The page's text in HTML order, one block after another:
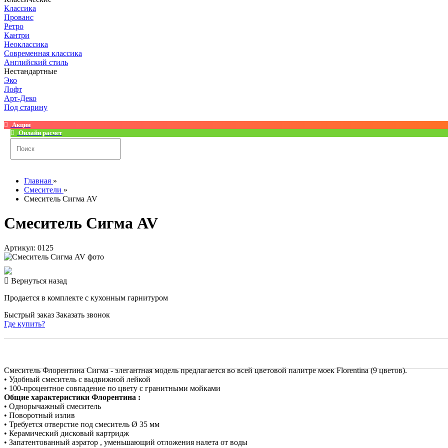
Классика
Прованс
Ретро
Кантри
Неоклассика
Современная классика
Английский стиль
Нестандартные
Эко
Лофт
Арт-Деко
Под старину
Акции
Онлайн расчет
Главная »
Смесители »
Смеситель Сигма AV
Смеситель Сигма AV
Артикул: 0125
Вернуться назад
Продается в комплекте с кухонным гарнитуром
Быстрый заказ Заказать звонок
Где купить?
Смеситель Флорентина Сигма - элегантная модель предлагается во всей цветовой палитре моек Florentina (9 цветов).
• Удобный смеситель с выдвижной лейкой
• 100-процентное совпадение по цвету с гранитными мойками
Общие характеристики Флорентина :
• Однорычажный смеситель
• Поворотный излив
• Требуется отверстие под смеситель Ø 35 мм
• Керамический дисковый картридж
• Запатентованный аэратор , уменьшающий отложения налета от воды